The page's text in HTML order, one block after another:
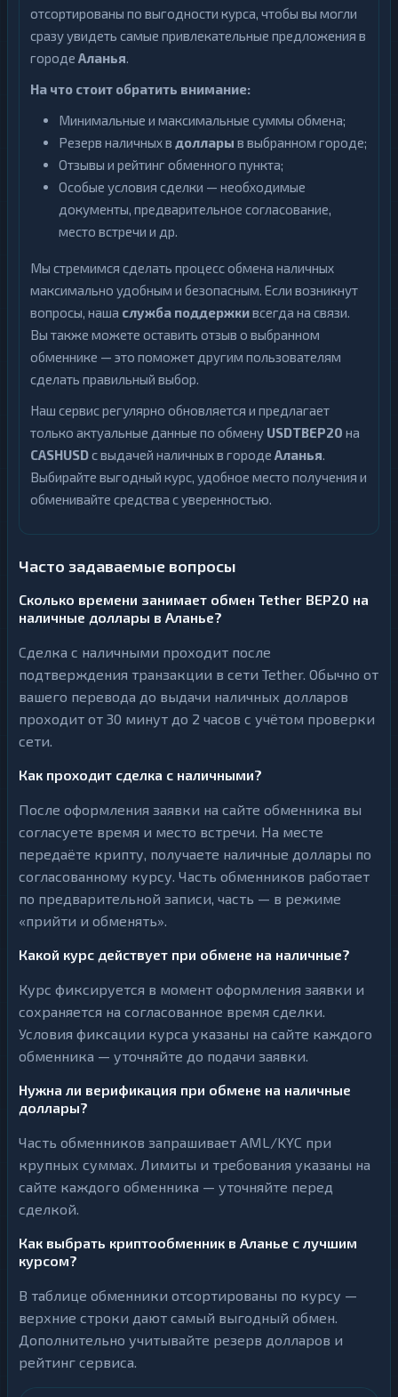
отсортированы по выгодности курса, чтобы вы могли
сразу увидеть самые привлекательные предложения в
городе Аланья.
На что стоит обратить внимание:
Минимальные и максимальные суммы обмена;
Резерв наличных в доллары в выбранном городе;
Отзывы и рейтинг обменного пункта;
Особые условия сделки — необходимые
документы, предварительное согласование,
место встречи и др.
Мы стремимся сделать процесс обмена наличных
максимально удобным и безопасным. Если возникнут
вопросы, наша служба поддержкивсегда на связи.
Вы также можете оставить отзыв о выбранном
обменнике — это поможет другим пользователям
сделать правильный выбор.
Наш сервис регулярно обновляется и предлагает
только актуальные данные по обмену USDTBEP20 на
CASHUSDс выдачей наличных в городе Аланья.
Выбирайте выгодный курс, удобное место получения и
обменивайте средства с уверенностью.
Часто задаваемые вопросы
Сколько времени занимает обмен Tether BEP20 на
наличные доллары в Аланье?
Сделка с наличными проходит после
подтверждения транзакции в сети Tether. Обычно от
вашего перевода до выдачи наличных долларов
проходит от 30 минут до 2 часов с учётом проверки
сети.
Как проходит сделка с наличными?
После оформления заявки на сайте обменника вы
согласуете время и место встречи. На месте
передаёте крипту, получаете наличные доллары по
согласованному курсу. Часть обменников работает
по предварительной записи, часть — в режиме
«прийти и обменять».
Какой курс действует при обмене на наличные?
Курс фиксируется в момент оформления заявки и
сохраняется на согласованное время сделки.
Условия фиксации курса указаны на сайте каждого
обменника — уточняйте до подачи заявки.
Нужна ли верификация при обмене на наличные
доллары?
Часть обменников запрашивает AML/KYC при
крупных суммах. Лимиты и требования указаны на
сайте каждого обменника — уточняйте перед
сделкой.
Как выбрать криптообменник в Аланье с лучшим
курсом?
В таблице обменники отсортированы по курсу —
верхние строки дают самый выгодный обмен.
Дополнительно учитывайте резерв долларов и
рейтинг сервиса.